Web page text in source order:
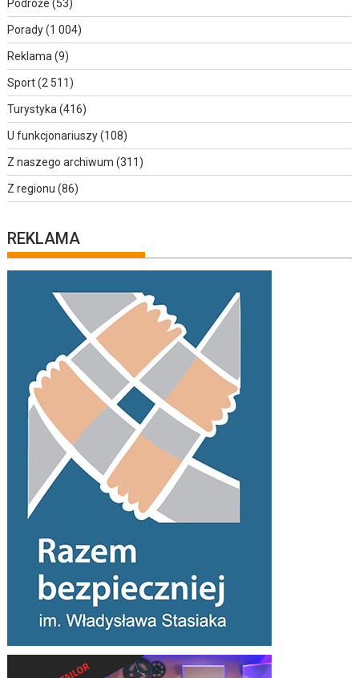
Podróże (53)
Porady(1 004)
Reklama (9)
Sport(2 511)
Turystyka (416)
U funkcjonariuszy(108)
Z naszego archiwum (311)
Z regionu (86)
REKLAMA